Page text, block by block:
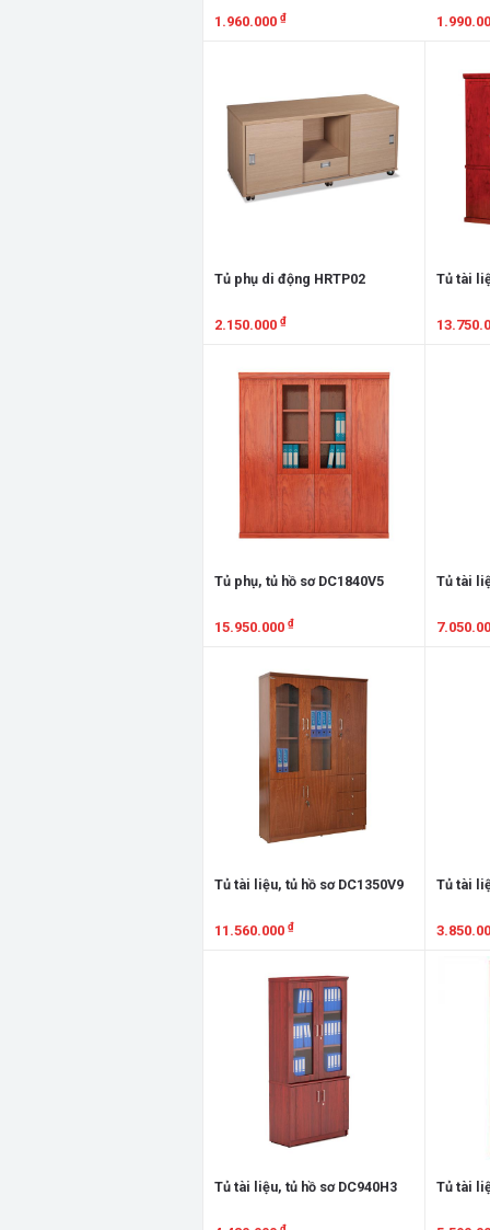
1.960.000 ₫
Tủ phụ di động HRTP02
2.150.000 ₫
Tủ tài
Tủ phụ, tủ hồ sơ DC1840V5
15.950.000 ₫
Tủ tài
Tủ tài liệu, tủ hồ sơ DC1350V9
11.560.000 ₫
Tủ tài
Xem
Tủ tài liệu, tủ hồ sơ DC940H3 Tủ tài